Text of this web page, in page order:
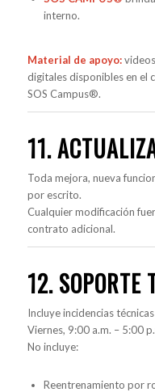
interno.
Material de apoyo:
digitales disponibles en el
SOS Campus®.
11.
Toda mejora, nueva
por escrito.
Cualquier modificación
contrato adicional.
12. SOPORTE
Incluye incidencias
Viernes, 9:00 a.m. – 5:00
No incluye:
Reentrenamiento por